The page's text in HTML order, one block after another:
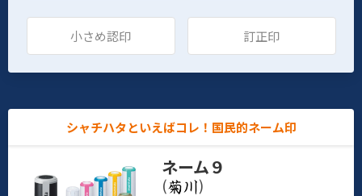
小さめ認印 訂正印
シャチハタといえばコレ！国民的ネーム印
ネーム９
(
)